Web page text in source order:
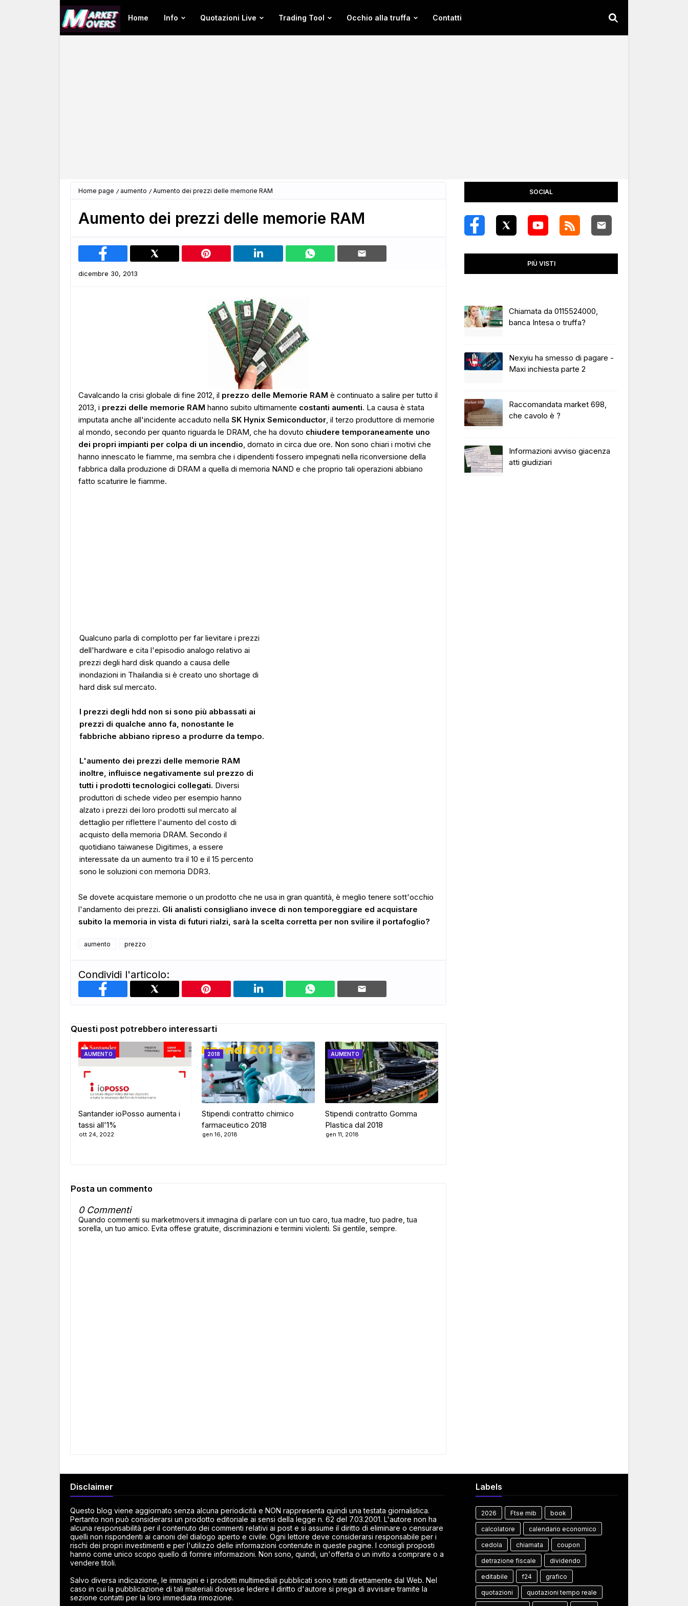
Home Info Quotazioni Live Trading Tool Occhio alla truffa Contatti
Home page aumento Aumento dei prezzi delle memorie RAM
Aumento dei prezzi delle memorie RAM
dicembre 30, 2013
Cavalcando la crisi globale di fine 2012, il prezzo delle Memorie RAM è continuato a salire per tutto il
2013, i prezzi delle memorie RAM hanno subito ultimamente costanti aumenti. La causa è stata
imputata anche all'incidente accaduto nella SK Hynix Semiconductor, il terzo produttore di memorie
al mondo, secondo per quanto riguarda le DRAM, che ha dovuto chiudere temporaneamente uno
dei propri impianti per colpa di un incendio, domato in circa due ore. Non sono chiari i motivi che
hanno innescato le fiamme, ma sembra che i dipendenti fossero impegnati nella riconversione della
fabbrica dalla produzione di DRAM a quella di memoria NAND e che proprio tali operazioni abbiano
fatto scaturire le fiamme.
Qualcuno parla di complotto per far lievitare i prezzi
dell'hardware e cita l'episodio analogo relativo ai
prezzi degli hard disk quando a causa delle
inondazioni in Thailandia si è creato uno shortage di
hard disk sul mercato.
I prezzi degli hdd non si sono più abbassati ai
prezzi di qualche anno fa, nonostante le
fabbriche abbiano ripreso a produrre da tempo.
L'aumento dei prezzi delle memorie RAM
inoltre, influisce negativamente sul prezzo di
tutti i prodotti tecnologici collegati. Diversi
produttori di schede video per esempio hanno
alzato i prezzi dei loro prodotti sul mercato al
dettaglio per riflettere l'aumento del costo di
acquisto della memoria DRAM. Secondo il
quotidiano taiwanese Digitimes, a essere
interessate da un aumento tra il 10 e il 15 percento
sono le soluzioni con memoria DDR3.
Se dovete acquistare memorie o un prodotto che ne usa in gran quantità, è meglio tenere sott'occhio
l'andamento dei prezzi. Gli analisti consigliano invece di non temporeggiare ed acquistare
subito la memoria in vista di futuri rialzi, sarà la scelta corretta per non svilire il portafoglio?
aumento prezzo
Condividi l'articolo:
Questi post potrebbero interessarti
AUMENTO
Santander ioPosso aumenta i
tassi all'1%
ott 24, 2022
2018
Stipendi contratto chimico
farmaceutico 2018
gen 16, 2018
AUMENTO
Stipendi contratto Gomma
Plastica dal 2018
gen 11, 2018
Posta un commento
0 Commenti
Quando commenti su marketmovers.it immagina di parlare con un tuo caro, tua madre, tuo padre, tua
sorella, un tuo amico. Evita offese gratuite, discriminazioni e termini violenti. Sii gentile, sempre.
SOCIAL
PIÙ VISTI
Chiamata da 0115524000,
banca Intesa o truffa?
Nexyiu ha smesso di pagare -
Maxi inchiesta parte 2
Raccomandata market 698,
che cavolo è ?
Informazioni avviso giacenza
atti giudiziari
Disclaimer
Questo blog viene aggiornato senza alcuna periodicità e NON rappresenta quindi una testata giornalistica.
Pertanto non può considerarsi un prodotto editoriale ai sensi della legge n. 62 del 7.03.2001. L'autore non ha
alcuna responsabilità per il contenuto dei commenti relativi ai post e si assume il diritto di eliminare o censurare
quelli non rispondenti ai canoni del dialogo aperto e civile. Ogni lettore deve considerarsi responsabile per i
rischi dei propri investimenti e per l'utilizzo delle informazioni contenute in queste pagine. I consigli proposti
hanno come unico scopo quello di fornire informazioni. Non sono, quindi, un'offerta o un invito a comprare o a
vendere titoli.
Salvo diversa indicazione, le immagini e i prodotti multimediali pubblicati sono tratti direttamente dal Web. Nel
caso in cui la pubblicazione di tali materiali dovesse ledere il diritto d'autore si prega di avvisare tramite la
sezione contatti per la loro immediata rimozione.
Labels
2026 Ftse mib book
calcolatore calendario economico
cedola chiamata coupon
detrazione fiscale dividendo
editabile f24 grafico
quotazioni quotazioni tempo reale